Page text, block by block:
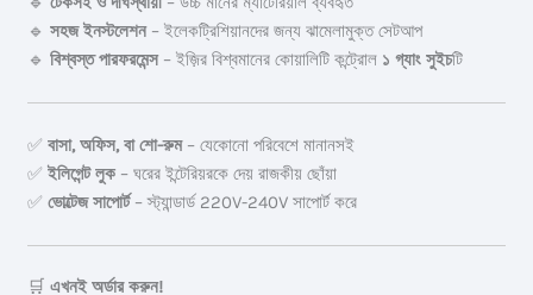
🔹সহজ ইনস্টলেশন– ইলেকট্রিশিয়ানদের জন্য ঝামেলামুক্ত সেটআপ
🔹বিশ্বস্ত পারফরমেন্স– ইজ়ির বিশ্বমানের কোয়ালিটি কন্ট্রোল ১ গ্যাং সুইচটি
✅বাসা, অফিস, বা শো-রুম– যেকোনো পরিবেশে মানানসই
✅ইলিগেন্ট লুক – ঘরের ইন্টেরিয়রকে দেয় রাজকীয় ছোঁয়া
✅ভোল্টেজ সাপোর্ট– স্ট্যান্ডার্ড 220V-240V সাপোর্ট করে
🛒এখনই অর্ডার করুন!